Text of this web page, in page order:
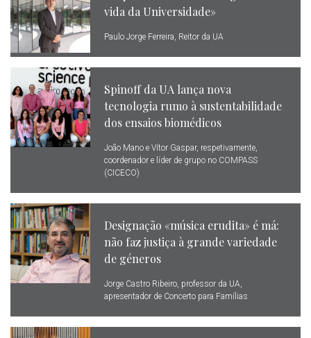
vida da Universidade»
Paulo Jorge Ferreira, Reitor da UA
Spinoff da UA lança nova
tecnologia rumo à sustentabilidade
dos ensaios biomédicos
João Mano e Vítor Gaspar, respetivamente,
coordenador e líder de grupo no COMPASS
(CICECO)
Designação «música erudita» é má:
não faz justiça à grande variedade
de géneros
Jorge Castro Ribeiro, professor da UA,
apresentador de Concerto para Famílias